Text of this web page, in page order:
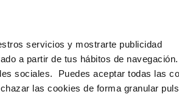
servicios y mostrarte publicidad
a partir de tus hábitos de navegación.
sociales. Puedes aceptar todas las
las cookies de forma granular